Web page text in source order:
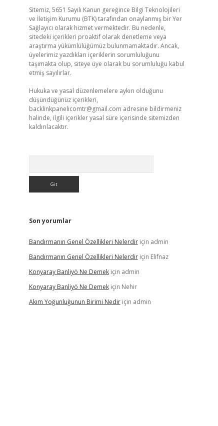
Sitemiz, 5651 Sayılı Kanun gereğince Bilgi Teknolojileri
ve İletişim Kurumu (BTK) tarafından onaylanmış bir Yer
Sağlayıcı olarak hizmet vermektedir. Bu nedenle,
sitedeki içerikleri proaktif olarak denetleme veya
araştırma yükümlülüğümüz bulunmamaktadır. Ancak,
üyelerimiz yazdıkları içeriklerin sorumluluğunu
taşımakta olup, siteye üye olarak bu sorumluluğu kabul
etmiş sayılırlar.
Hukuka ve yasal düzenlemelere aykırı olduğunu
düşündüğünüz içerikleri,
backlinkpanelicomtr@gmail.com adresine bildirmeniz
halinde, ilgili içerikler yasal süre içerisinde sitemizden
kaldırılacaktır.
Son yorumlar
Bandırmanın Genel Özellikleri Nelerdiriçin admin
Bandırmanın Genel Özellikleri Nelerdiriçin Elifnaz
Konyaray Banliyö Ne Demekiçin admin
Konyaray Banliyö Ne Demekiçin Nehir
Akım Yoğunluğunun Birimi Nediriçin admin